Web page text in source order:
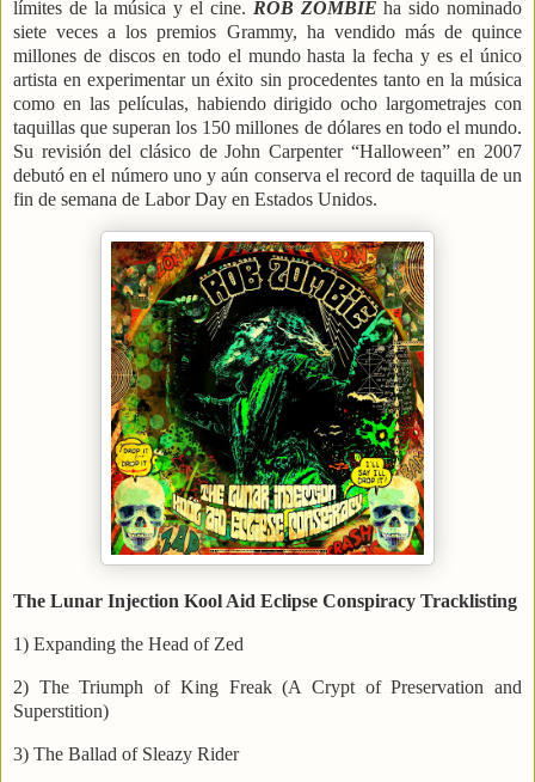
límites de la música y el cine. ROB ZOMBIEha sido nominado
siete veces a los premios Grammy, ha vendido más de quince
millones de discos en todo el mundo hasta la fecha y es el único
artista en experimentar un éxito sin procedentes tanto en la música
como en las películas, habiendo dirigido ocho largometrajes con
taquillas que superan los 150 millones de dólares en todo el mundo.
Su revisión del clásico de John Carpenter “Halloween” en 2007
debutó en el número uno y aún conserva el record de taquilla de un
fin de semana de Labor Day en Estados Unidos.
The Lunar Injection Kool Aid Eclipse Conspiracy Tracklisting
1) Expanding the Head of Zed
2) The Triumph of King Freak (A Crypt of Preservation and
Superstition)
3) The Ballad of Sleazy Rider